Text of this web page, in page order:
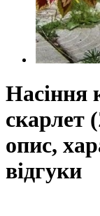
Насіння
скарлет
опис,
відгуки